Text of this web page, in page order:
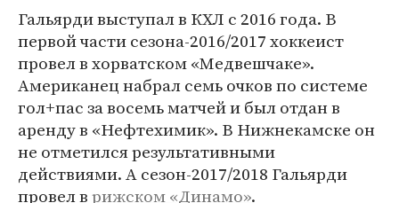
Гальярди выступал в КХЛ с 2016 года. В
первой части сезона-2016/2017 хоккеист
провел в хорватском «Медвешчаке».
Американец набрал семь очков по системе
гол+пас за восемь матчей и был отдан в
аренду в «Нефтехимик». В Нижнекамске он
не отметился результативными
действиями. А сезон-2017/2018 Гальярди
провел врижском «Динамо».